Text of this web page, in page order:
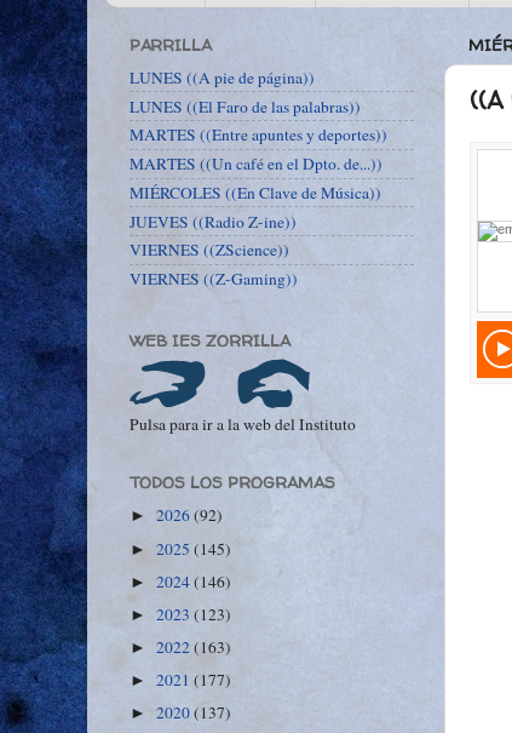
((A
PARRILLA
LUNES ((A pie de página))
LUNES ((El Faro de las palabras))
MARTES ((Entre apuntes y deportes))
MARTES ((Un café en el Dpto. de...))
MIÉRCOLES ((En Clave de Música))
JUEVES ((Radio Z-ine))
VIERNES ((ZScience))
VIERNES ((Z-Gaming))
WEB IES ZORRILLA
Pulsa para ir a la web del Instituto
TODOS LOS PROGRAMAS
► 2026(92)
► 2025 (145)
► 2024(146)
► 2023 (123)
► 2022(163)
► 2021 (177)
► 2020(137)